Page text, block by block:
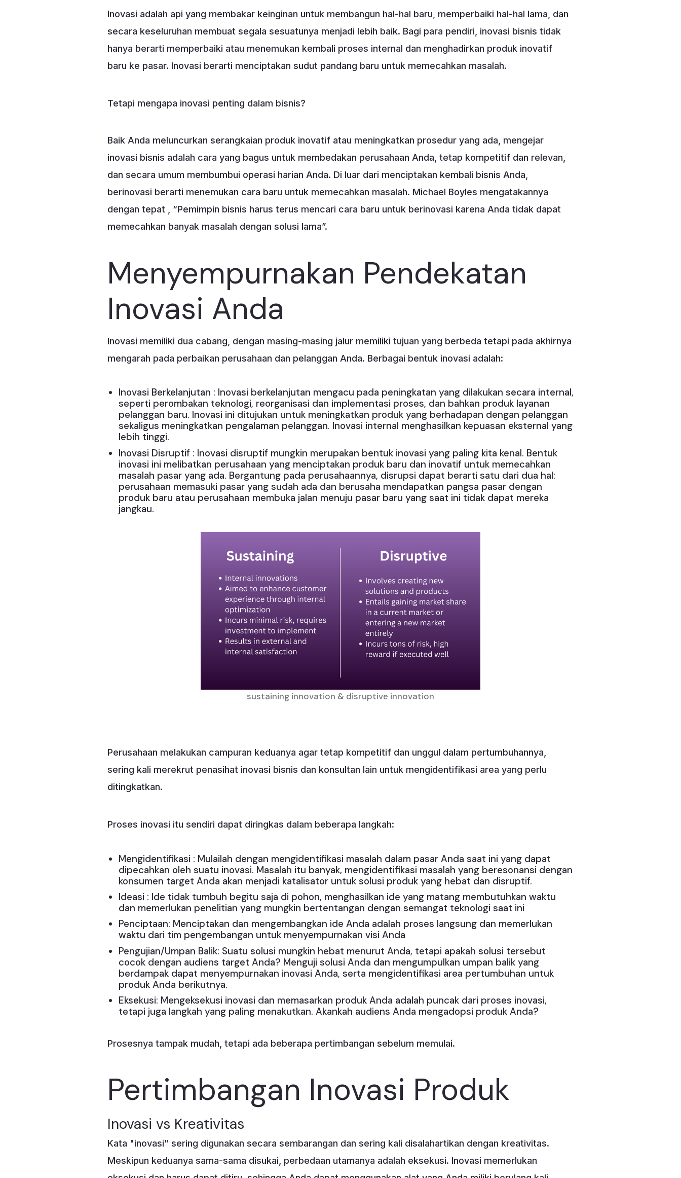
Inovasi adalah api yang membakar keinginan untuk membangun hal-hal baru, memperbaiki hal-hal lama, dan
secara keseluruhan membuat segala sesuatunya menjadi lebih baik. Bagi para pendiri, inovasi bisnis tidak
hanya berarti memperbaiki atau menemukan kembali proses internal dan menghadirkan produk inovatif
baru ke pasar. Inovasi berarti menciptakan sudut pandang baru untuk memecahkan masalah.
Tetapi mengapa inovasi penting dalam bisnis?
Baik Anda meluncurkan serangkaian produk inovatif atau meningkatkan prosedur yang ada, mengejar
inovasi bisnis adalah cara yang bagus untuk membedakan perusahaan Anda, tetap kompetitif dan relevan,
dan secara umum membumbui operasi harian Anda. Di luar dari menciptakan kembali bisnis Anda,
berinovasi berarti menemukan cara baru untuk memecahkan masalah. Michael Boyles mengatakannya
dengan tepat , “Pemimpin bisnis harus terus mencari cara baru untuk berinovasi karena Anda tidak dapat
memecahkan banyak masalah dengan solusi lama”.
Menyempurnakan Pendekatan
Inovasi Anda
Inovasi memiliki dua cabang, dengan masing-masing jalur memiliki tujuan yang berbeda tetapi pada akhirnya
mengarah pada perbaikan perusahaan dan pelanggan Anda. Berbagai bentuk inovasi adalah:
Inovasi Berkelanjutan : Inovasi berkelanjutan mengacu pada peningkatan yang dilakukan secara internal,
seperti perombakan teknologi, reorganisasi dan implementasi proses, dan bahkan produk layanan
pelanggan baru. Inovasi ini ditujukan untuk meningkatkan produk yang berhadapan dengan pelanggan
sekaligus meningkatkan pengalaman pelanggan. Inovasi internal menghasilkan kepuasan eksternal yang
lebih tinggi.
Inovasi Disruptif : Inovasi disruptif mungkin merupakan bentuk inovasi yang paling kita kenal. Bentuk
inovasi ini melibatkan perusahaan yang menciptakan produk baru dan inovatif untuk memecahkan
masalah pasar yang ada. Bergantung pada perusahaannya, disrupsi dapat berarti satu dari dua hal:
perusahaan memasuki pasar yang sudah ada dan berusaha mendapatkan pangsa pasar dengan
produk baru atau perusahaan membuka jalan menuju pasar baru yang saat ini tidak dapat mereka
jangkau.
sustaining innovation & disruptive innovation
Perusahaan melakukan campuran keduanya agar tetap kompetitif dan unggul dalam pertumbuhannya,
sering kali merekrut penasihat inovasi bisnis dan konsultan lain untuk mengidentifikasi area yang perlu
ditingkatkan.
Proses inovasi itu sendiri dapat diringkas dalam beberapa langkah:
Mengidentifikasi : Mulailah dengan mengidentifikasi masalah dalam pasar Anda saat ini yang dapat
dipecahkan oleh suatu inovasi. Masalah itu banyak, mengidentifikasi masalah yang beresonansi dengan
konsumen target Anda akan menjadi katalisator untuk solusi produk yang hebat dan disruptif.
Ideasi : Ide tidak tumbuh begitu saja di pohon, menghasilkan ide yang matang membutuhkan waktu
dan memerlukan penelitian yang mungkin bertentangan dengan semangat teknologi saat ini
Penciptaan: Menciptakan dan mengembangkan ide Anda adalah proses langsung dan memerlukan
waktu dari tim pengembangan untuk menyempurnakan visi Anda
Pengujian/Umpan Balik: Suatu solusi mungkin hebat menurut Anda, tetapi apakah solusi tersebut
cocok dengan audiens target Anda? Menguji solusi Anda dan mengumpulkan umpan balik yang
berdampak dapat menyempurnakan inovasi Anda, serta mengidentifikasi area pertumbuhan untuk
produk Anda berikutnya.
Eksekusi: Mengeksekusi inovasi dan memasarkan produk Anda adalah puncak dari proses inovasi,
tetapi juga langkah yang paling menakutkan. Akankah audiens Anda mengadopsi produk Anda?
Prosesnya tampak mudah, tetapi ada beberapa pertimbangan sebelum memulai.
Pertimbangan Inovasi Produk
Inovasi vs Kreativitas
Kata "inovasi" sering digunakan secara sembarangan dan sering kali disalahartikan dengan kreativitas.
Meskipun keduanya sama-sama disukai, perbedaan utamanya adalah eksekusi. Inovasi memerlukan